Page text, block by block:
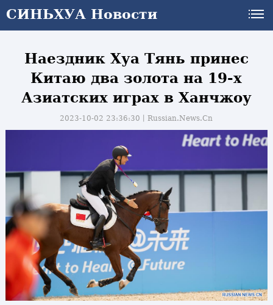
СИНЬХУА Новости
СИНЬХУА Новости
Наездник Хуа Тянь принес
Китаю два золота на 19-х
Азиатских играх в Ханчжоу
2023-10-02 23:36:30丨Russian.News.Cn